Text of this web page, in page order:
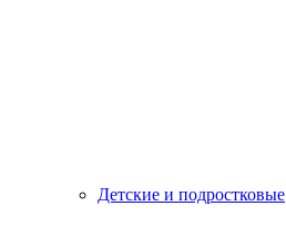
Детские и подростковые